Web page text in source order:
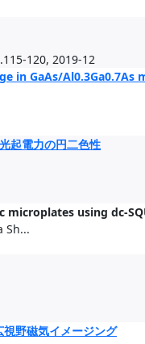
120, 2019-12
in GaAs/
起電力の円二色性
microplates using dc-
Sh...
野磁気イメージング